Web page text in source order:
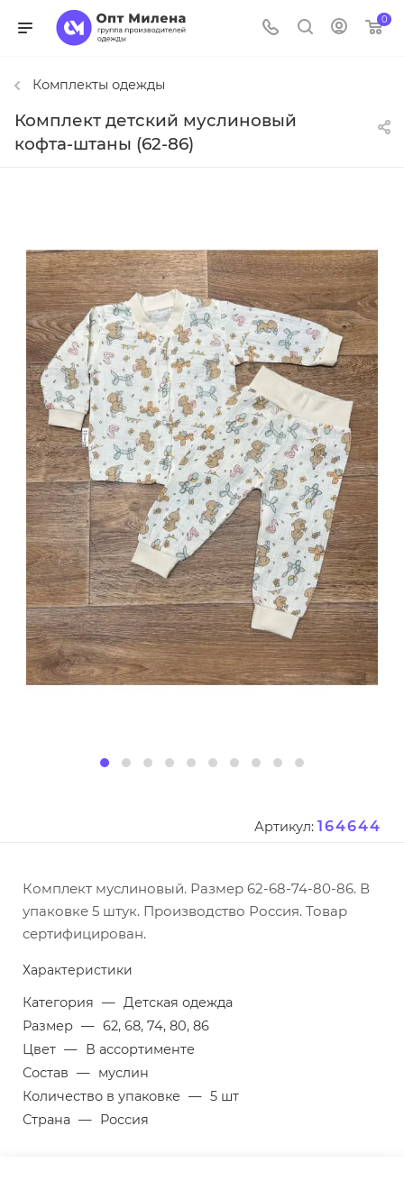
0
Комплекты одежды
Комплект детский муслиновый
кофта-штаны (62-86)
Артикул: 164644
Комплект муслиновый. Размер 62-68-74-80-86. В
упаковке 5 штук. Производство Россия. Товар
сертифицирован.
Характеристики
Категория — Детская одежда
Размер — 62, 68, 74, 80, 86
Цвет — В ассортименте
Состав — муслин
Количество в упаковке — 5 шт
Страна — Россия